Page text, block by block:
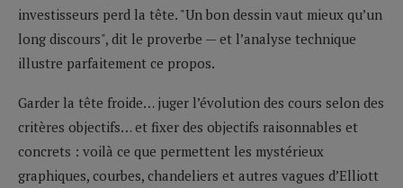
investisseurs perd la tête. "Un bon dessin vaut mieux qu’un
long discours", dit le proverbe — et l’analyse technique
illustre parfaitement ce propos.
Garder la tête froide… juger l’évolution des cours selon des
critères objectifs… et fixer des objectifs raisonnables et
concrets : voilà ce que permettent les mystérieux
graphiques, courbes, chandeliers et autres vagues d’Elliott